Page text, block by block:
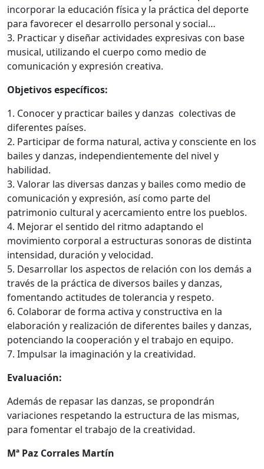
incorporar la educación física y la práctica del deporte
para favorecer el desarrollo personal y social…
3. Practicar y diseñar actividades expresivas con base
musical, utilizando el cuerpo como medio de
comunicación y expresión creativa.
Objetivos específicos:
1. Conocer y practicar bailes y danzas colectivas de
diferentes países.
2. Participar de forma natural, activa y consciente en los
bailes y danzas, independientemente del nivel y
habilidad.
3. Valorar las diversas danzas y bailes como medio de
comunicación y expresión, así como parte del
patrimonio cultural y acercamiento entre los pueblos.
4. Mejorar el sentido del ritmo adaptando el
movimiento corporal a estructuras sonoras de distinta
intensidad, duración y velocidad.
5. Desarrollar los aspectos de relación con los demás a
través de la práctica de diversos bailes y danzas,
fomentando actitudes de tolerancia y respeto.
6. Colaborar de forma activa y constructiva en la
elaboración y realización de diferentes bailes y danzas,
potenciando la cooperación y el trabajo en equipo.
7. Impulsar la imaginación y la creatividad.
Evaluación:
Además de repasar las danzas, se propondrán
variaciones respetando la estructura de las mismas,
para fomentar el trabajo de la creatividad.
Mª Paz Corrales Martín